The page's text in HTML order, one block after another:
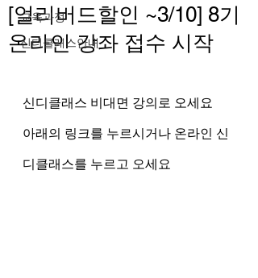
교육과정
신디클래스안내
[얼리버드할인 ~3/10] 8기
온라인 강좌 접수 시작
신디클래스 비대면 강의로 오세요
아래의 링크를 누르시거나 온라인 신
디클래스를 누르고 오세요